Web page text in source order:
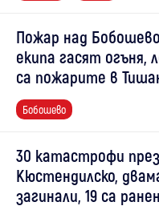
Пожар над
екипа гасят огъня,
са пожарите в
Бобошево
30 катастрофи
Кюстендилско,
загинали, 19 са